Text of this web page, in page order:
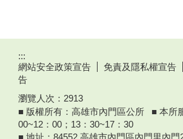
:::
網站安全政策宣告
免責及隱私權宣告
告
瀏覽人次： 2913
■ 版權所有：高雄市內門區公所 ■ 本所
00~12：00；13：30~17：30
■ 地址：84552 高雄市內門區內門里內門